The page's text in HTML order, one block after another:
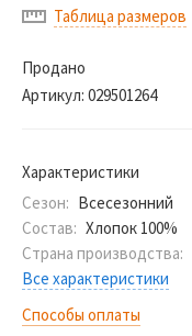
Таблица размеров
Продано
Артикул: 029501264
Характеристики
Сезон: Всесезонний
Состав: Хлопок 100%
Страна производства:
Все характеристики
Способы оплаты